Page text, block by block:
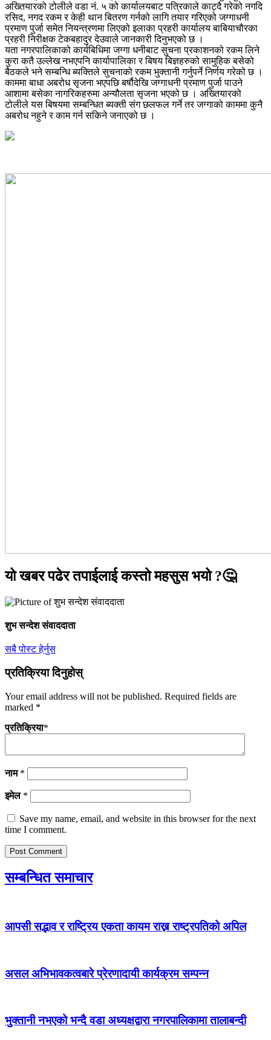
अख्तियारको टोलीले वडा नं. ५ को कार्यालयबाट पत्रिकाले काट्दै गरेको नगदि
रसिद, नगद रकम र केही थान बितरण गर्नको लागि तयार गरिएको जग्गाधनी
प्रमाण पुर्जा समेत नियन्त्रणमा लिएको इलाका प्रहरी कार्यालय बाबियाचौरका
प्रहरी निरीक्षक टेकबहादुर देउवाले जानकारी दिनुभएको छ ।
यता नगरपालिकाको कार्यबिधिमा जग्गा धनीबाट सुचना प्रकाशनको रकम लिने
कुरा कतै उल्लेख नभएपनि कार्यापालिका र बिषय बिज्ञहरुको सामुहिक बसेको
बैठकले भने सम्बन्धि ब्यक्तिले सुचनाको रकम भुक्तानी गर्नुपर्ने निर्णय गरेको छ ।
काममा बाधा अबरोध सृजना भएपछि बर्षौदेखि जग्गाधनी प्रमाण पुर्जा पाउने
आशामा बसेका नागरिकहरुमा अन्यौलता सृजना भएको छ । अख्तियारको
टोलीले यस बिषयमा सम्बन्धित ब्यक्ती संग छलफल गर्ने तर जग्गाको काममा कुनै
अबरोध नहुने र काम गर्न सकिने जनाएको छ ।
यो खबर पढेर तपाईलाई कस्तो महसुस भयो ?🤔
शुभ सन्देश संवाददाता
सबै पोस्ट हेर्नुस
प्रतिक्रिया दिनुहोस्
Your email address will not be published. Required fields are
marked *
प्रतिक्रिया*
नाम *
इमेल *
Save my name, email, and website in this browser for the next
time I comment.
सम्बन्धित समाचार
आपसी सद्भाव र राष्ट्रिय एकता कायम राख्न राष्ट्रपतिको अपिल
असल अभिभावकत्वबारे प्रेरणादायी कार्यक्रम सम्पन्न
भुक्तानी नभएको भन्दै वडा अध्यक्षद्वारा नगरपालिकामा तालाबन्दी